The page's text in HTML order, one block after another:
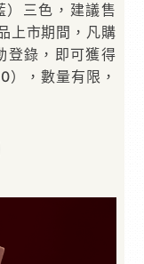
三色，建議售
上市期間，凡購
錄，即可獲得
，數量有限，